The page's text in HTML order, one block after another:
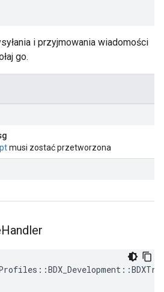
i przyjmowania wiadomości
go.
musi zostać przetworzona
Handler